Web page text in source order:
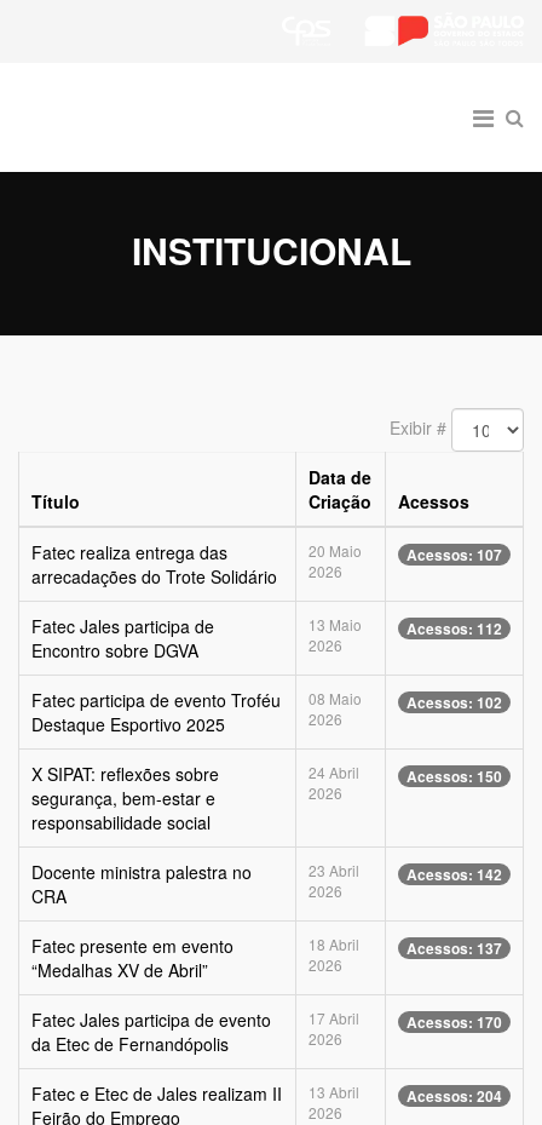
INSTITUCIONAL
Exibir #
Título
Data de
Criação
Acessos
Fatec realiza entrega das
arrecadações do Trote Solidário
20 Maio
2026
Acessos: 107
Fatec Jales participa de
Encontro sobre DGVA
13 Maio
2026
Acessos: 112
Fatec participa de evento Troféu
Destaque Esportivo 2025
08 Maio
2026
Acessos: 102
X SIPAT: reflexões sobre
segurança, bem-estar e
responsabilidade social
24 Abril
2026
Acessos: 150
Docente ministra palestra no
CRA
23 Abril
2026
Acessos: 142
Fatec presente em evento
“Medalhas XV de Abril”
18 Abril
2026
Acessos: 137
Fatec Jales participa de evento
da Etec de Fernandópolis
17 Abril
2026
Acessos: 170
Fatec e Etec de Jales realizam II
Feirão do Emprego
13 Abril
2026
Acessos: 204